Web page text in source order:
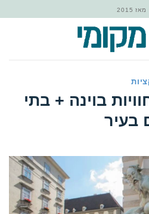
מאז 2015
בוינה + בתי
בעיר